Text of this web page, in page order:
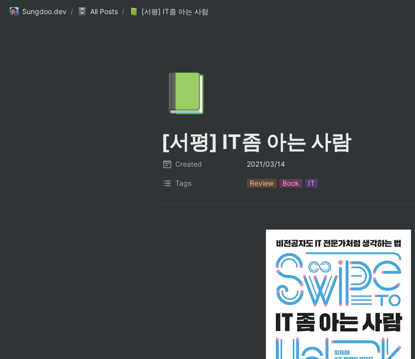
Sungdoo.dev / All Posts / [서평] IT좀 아는 사람
[서평] IT좀 아는 사람
Created 2021/03/14
Tags Review Book IT